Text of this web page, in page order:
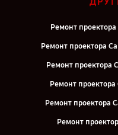
Ремонт
Ремонт проектора
Ремонт проектора
Ремонт проектора
Ремонт проектора
Ремонт